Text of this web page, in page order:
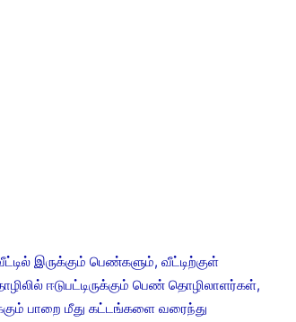
இருக்கும் பெண்களும், வீட்டிற்குள்
ஈடுபட்டிருக்கும் பெண் தொழிலாளர்கள்,
பாறை மீது கட்டங்களை வரைந்து